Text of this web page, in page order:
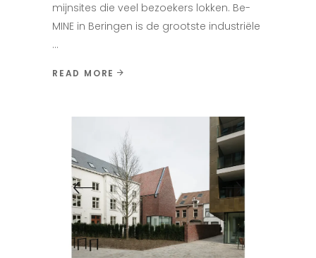
mijnsites die veel bezoekers lokken. Be-
MINE in Beringen is de grootste industriële
READ MORE